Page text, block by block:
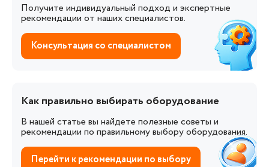
Получите индивидуальный подход и экспертные
рекомендации от наших специалистов.
Консультация со специалистом
Как правильно выбирать оборудование
В нашей статье вы найдете полезные советы и
рекомендации по правильному выбору оборудования.
Перейти к рекомендации по выбору